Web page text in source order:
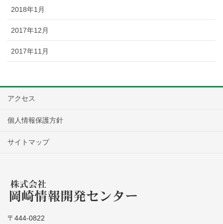
2018年1月
2017年12月
2017年11月
アクセス
個人情報保護方針
サイトマップ
〒444-0822